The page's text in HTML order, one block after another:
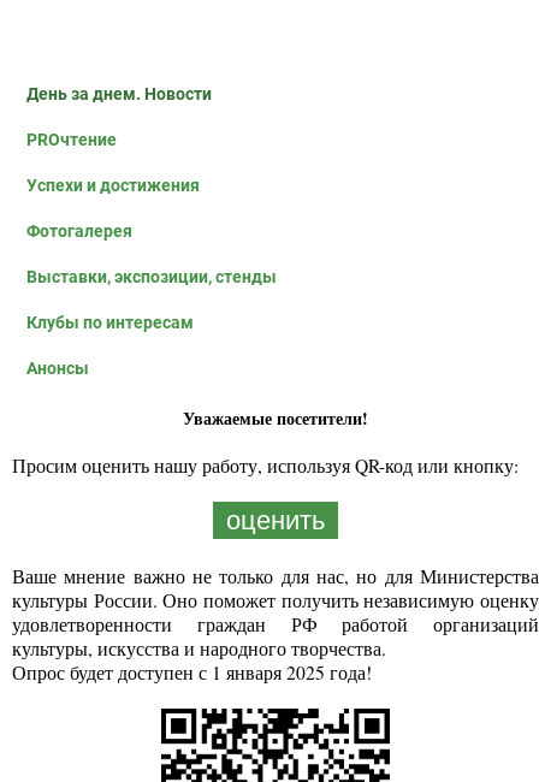
День за днем. Новости
PROчтение
Успехи и достижения
Фотогалерея
Выставки, экспозиции, стенды
Клубы по интересам
Анонсы
Уважаемые посетители!
Просим оценить нашу работу, используя QR-код или кнопку:
оценить
Ваше мнение важно не только для нас, но для Министерства
культуры России. Оно поможет получить независимую оценку
удовлетворенности граждан РФ работой организаций
культуры, искусства и народного творчества.
Опрос будет доступен с 1 января 2025 года!